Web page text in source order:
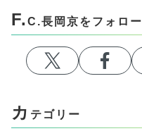
F. C.長岡京をフォロー
カ テゴリー